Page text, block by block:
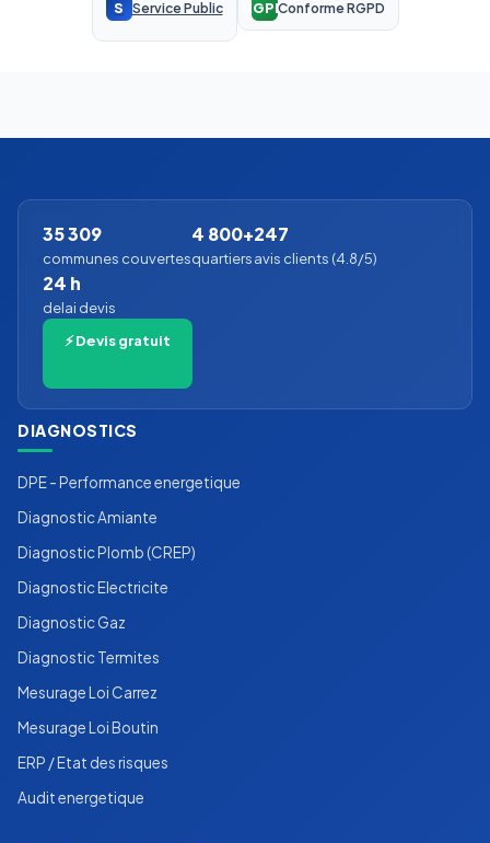
S Service Public RGPDConforme RGPD
35 309
communes couvertes
4 800+
quartiers
247
avis clients (4.8/5)
24 h
delai devis
⚡ Devis gratuit
DIAGNOSTICS
DPE - Performance energetique
Diagnostic Amiante
Diagnostic Plomb (CREP)
Diagnostic Electricite
Diagnostic Gaz
Diagnostic Termites
Mesurage Loi Carrez
Mesurage Loi Boutin
ERP / Etat des risques
Audit energetique